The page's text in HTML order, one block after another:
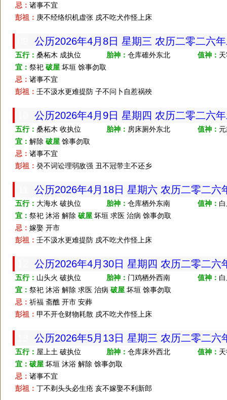
忌： 诸事不宜
彭祖： 庚不经络织机虚张 戍不吃犬作怪上床
公历2026年4月8日 星期三 农历二零二六
五行： 桑柘木 成执位 胎神： 仓库碓外东北 值神：
宜： 祭祀 破屋 坏垣 馀事勿取
忌： 诸事不宜
彭祖： 壬不汲水更难提防 子不问卜自惹祸殃
公历2026年4月9日 星期四 农历二零二六
五行： 桑柘木 收执位 胎神： 房床厕外东北 值神：
宜： 解除 破屋 馀事勿取
忌： 诸事不宜
彭祖： 癸不词讼理弱敌强 丑不冠带主不还乡
公历2026年4月18日 星期六 农历二零二
五行： 大海水 破执位 胎神： 仓库栖外东南 值神：
宜： 祭祀 沐浴 解除 破屋 坏垣 求医 治病 馀事勿取
忌： 嫁娶 开市
彭祖： 壬不汲水更难提防 戍不吃犬作怪上床
公历2026年4月30日 星期四 农历二零二
五行： 山头火 破执位 胎神： 门鸡栖外西南 值神：
宜： 祭祀 沐浴 解除 求医 治病 破屋 坏垣 馀事勿取
忌： 祈福 斋醮 开市 安葬
彭祖： 甲不开仓财物耗散 戍不吃犬作怪上床
公历2026年5月13日 星期三 农历二零二
五行： 屋上土 破执位 胎神： 仓库床外西北 值神：
宜： 破屋 坏垣 沐浴 解除 馀事勿取
忌： 诸事不宜
彭祖： 丁不剃头头必生疮 亥不嫁娶不利新郎